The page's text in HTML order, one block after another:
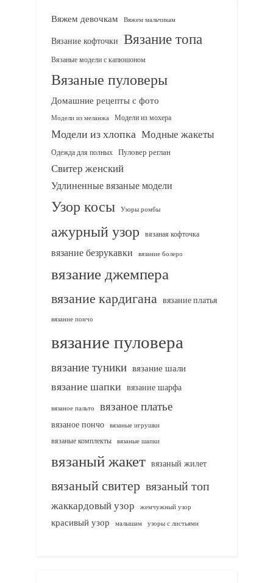
Вяжем девочкам Вяжем мальчикам
Вязание кофточки Вязание топа
Вязаные модели с капюшоном
Вязаные пуловеры
Домашние рецепты с фото
Модели из меланжа Модели из мохера
Модели из хлопка Модные жакеты
Одежда для полных Пуловер реглан
Свитер женский
Удлиненные вязаные модели
Узор косы Узоры ромбы
ажурный узор вязаная кофточка
вязание безрукавки вязание болеро
вязание джемпера
вязание кардигана вязание платья
вязание пончо
вязание пуловера
вязание туники вязание шали
вязание шапки вязание шарфа
вязаное пальто вязаное платье
вязаное пончо вязаные игрушки
вязаные комплекты
вязаные шапки
вязаный жакет вязаный жилет
вязаный свитер вязаный топ
жаккардовый узор жемчужный узор
красивый узор малышам узоры с листьями